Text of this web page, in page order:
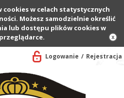
w celach statystycznych
Możesz samodzielnie określić
lub dostępu plików cookies w
Logowanie Rejestracja